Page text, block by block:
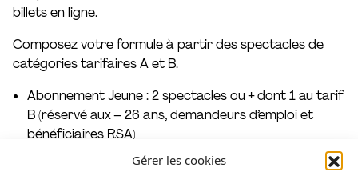
Gérer les cookies
billetsen ligne.
Composez votre formule à partir des spectacles de
catégories tarifaires A et B.
Abonnement Jeune : 2 spectacles ou + dont 1 au tarif
B (réservé aux – 26 ans, demandeurs d’emploi et
bénéficiaires RSA)
Abonnement Découverte : 4 spectacles dont 2